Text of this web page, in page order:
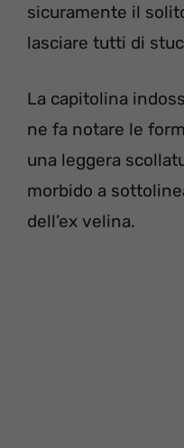
sicuramente il
lasciare tutti di
La capitolina
ne fa notare le
una leggera
morbido a
dell’ex velina.